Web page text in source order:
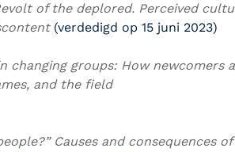
of the deplored. Perceived
(verdedigd op 15 juni 2023)
changing groups: How newcomers
and the field
Causes and consequences of